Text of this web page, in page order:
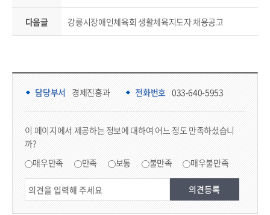
다음글 강릉시장애인체육회 생활체육지도자 채용공고
담당부서 정보 & 컨텐츠 만족도 조사 & 공공저작물 자유이용 허락 표시
담당부서 경제진흥과 전화번호 033-640-5953
이 페이지에서 제공하는 정보에 대하여 어느 정도 만족하셨습니
까?
매우만족 만족 보통 불만족 매우불만족